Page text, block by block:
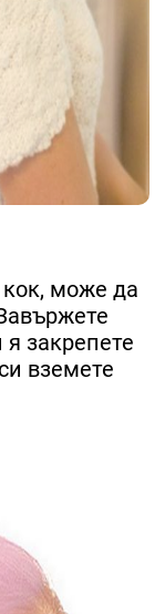
кок, може да
закрепете
вземете